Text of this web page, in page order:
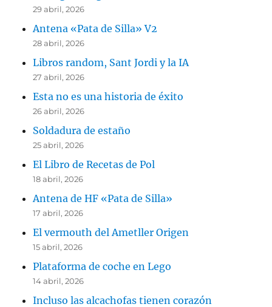
29 abril, 2026
Antena «Pata de Silla» V2
28 abril, 2026
Libros random, Sant Jordi y la IA
27 abril, 2026
Esta no es una historia de éxito
26 abril, 2026
Soldadura de estaño
25 abril, 2026
El Libro de Recetas de Pol
18 abril, 2026
Antena de HF «Pata de Silla»
17 abril, 2026
El vermouth del Ametller Origen
15 abril, 2026
Plataforma de coche en Lego
14 abril, 2026
Incluso las alcachofas tienen corazón